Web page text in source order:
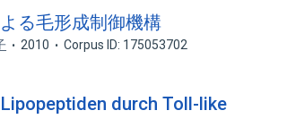
る毛形成制御機構
2010 Corpus ID: 175053702
durch Toll-like